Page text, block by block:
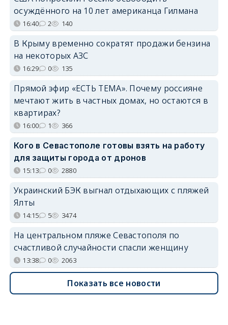
осуждённого на 10 лет американца Гилмана
16:40 2 140
В Крыму временно сократят продажи бензина
на некоторых АЗС
16:29 0 135
Прямой эфир «ЕСТЬ ТЕМА». Почему россияне
мечтают жить в частных домах, но остаются в
квартирах?
16:00 1 366
Кого в Севастополе готовы взять на работу
для защиты города от дронов
15:13 0 2880
Украинский БЭК выгнал отдыхающих с пляжей
Ялты
14:15 5 3474
На центральном пляже Севастополя по
счастливой случайности спасли женщину
13:38 0 2063
Показать все новости